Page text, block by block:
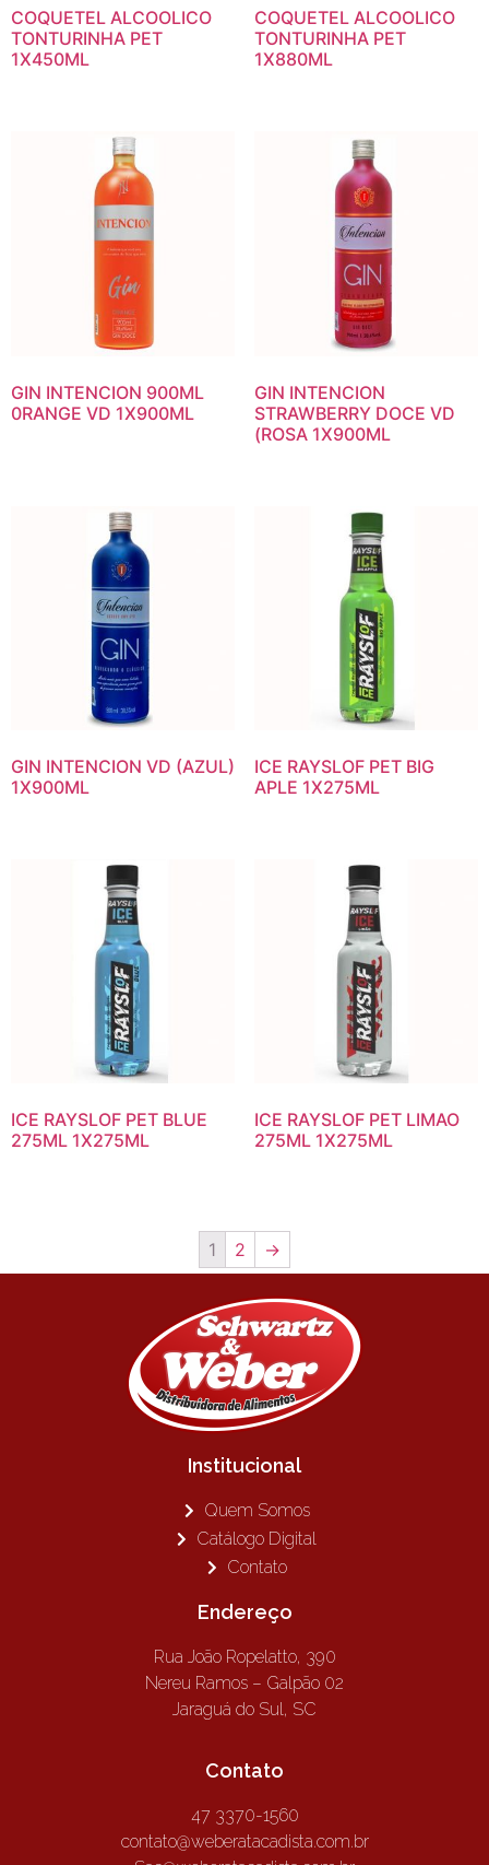
COQUETEL ALCOOLICO
TONTURINHA PET
1X450ML
COQUETEL ALCOOLICO
TONTURINHA PET
1X880ML
GIN INTENCION 900ML
0RANGE VD 1X900ML
GIN INTENCION
STRAWBERRY DOCE VD
(ROSA 1X900ML
GIN INTENCION VD (AZUL)
1X900ML
ICE RAYSLOF PET BIG
APLE 1X275ML
ICE RAYSLOF PET BLUE
275ML 1X275ML
ICE RAYSLOF PET LIMAO
275ML 1X275ML
1 2 →
Institucional
Quem Somos
Catálogo Digital
Contato
Endereço
Rua João Ropelatto, 390
Nereu Ramos – Galpão 02
Jaraguá do Sul, SC
Contato
47 3370-1560
contato@weberatacadista.com.br